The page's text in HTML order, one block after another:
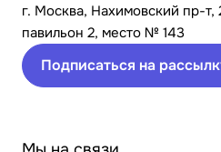
г. Москва, Нахимовский пр-
павильон 2, место № 143
Подписаться на